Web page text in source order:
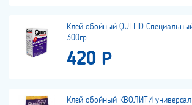
Клей обойный QUELID
300гр
420 Р
Клей обойный КВОЛИТИ